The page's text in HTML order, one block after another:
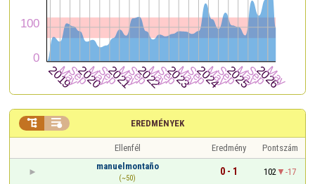
EREDMÉNYEK
 
Ellenfél Eredmény
Pontszám
manuelmontaño
(~50)
0 - 1 102
-17